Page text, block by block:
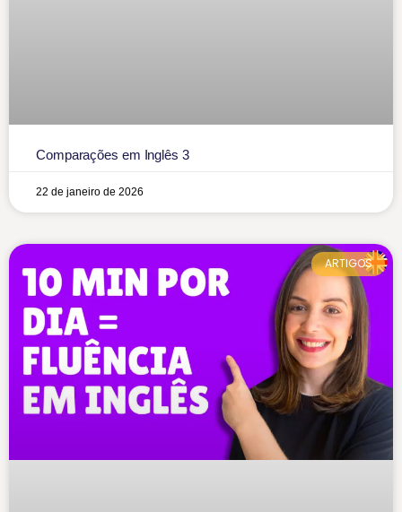
Comparações em Inglês 3
22 de janeiro de 2026
ARTIGOS